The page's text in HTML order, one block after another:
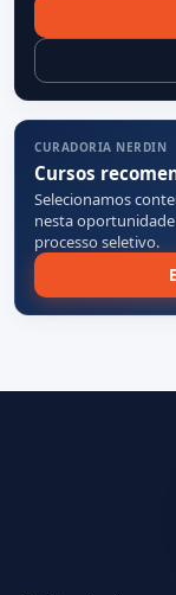
CURADORIA NERDIN
Cursos
Selecionamos
nesta
processo seletivo.